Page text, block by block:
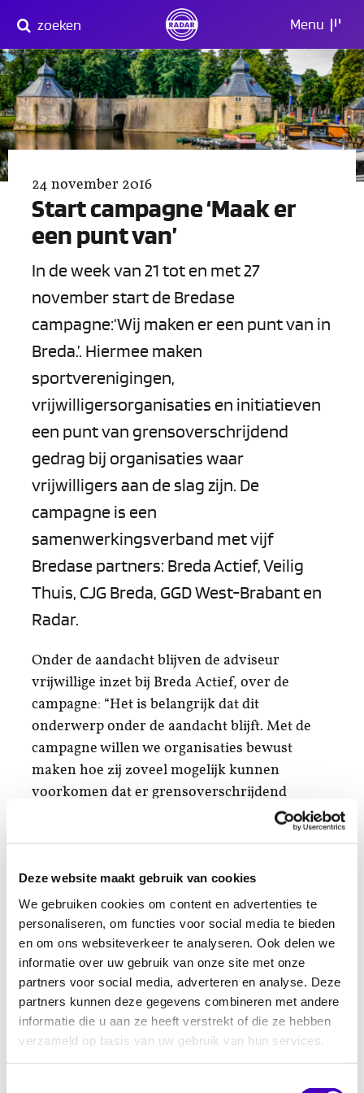
Deze website maakt gebruik van cookies
We gebruiken cookies om content en advertenties te
personaliseren, om functies voor social media te bieden
en om ons websiteverkeer te analyseren. Ook delen we
informatie over uw gebruik van onze site met onze
partners voor social media, adverteren en analyse. Deze
partners kunnen deze gegevens combineren met andere
informatie die u aan ze heeft verstrekt of die ze hebben
verzameld op basis van uw gebruik van hun services.
naar
content
zoeken Menu
24 november 2016
Start campagne ‘Maak er
een punt van’
In de week van 21 tot en met 27
november start de Bredase
campagne:‘Wij maken er een punt van in
Breda.’. Hiermee maken
sportverenigingen,
vrijwilligersorganisaties en initiatieven
een punt van grensoverschrijdend
gedrag bij organisaties waar
vrijwilligers aan de slag zijn. De
campagne is een
samenwerkingsverband met vijf
Bredase partners: Breda Actief, Veilig
Thuis, CJG Breda, GGD West-Brabant en
Radar.
Onder de aandacht blijven de adviseur
vrijwillige inzet bij Breda Actief, over de
campagne: “Het is belangrijk dat dit
onderwerp onder de aandacht blijft. Met de
campagne willen we organisaties bewust
maken hoe zij zoveel mogelijk kunnen
voorkomen dat er grensoverschrijdend
welke
ze kunnen zetten als het toch misgaat.
landelijke campagne van vorig jaar. Samen
maken we er ‘nog steeds’ een punt van in
Breda.”
Hoe maken organisaties of clubs er
een punt van?
De inhoud van de campagne is gericht op het